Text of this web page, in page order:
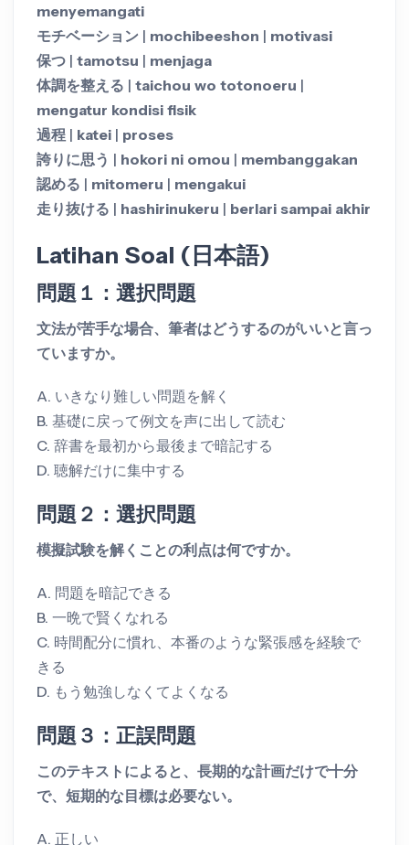
menyemangati
モチベーション | mochibeeshon | motivasi
保つ | tamotsu | menjaga
体調を整える | taichou wo totonoeru |
mengatur kondisi fisik
過程 | katei | proses
誇りに思う | hokori ni omou | membanggakan
認める | mitomeru | mengakui
走り抜ける | hashirinukeru | berlari sampai akhir
Latihan Soal (日本語)
問題１：選択問題
文法が苦手な場合、筆者はどうするのがいいと言っ
ていますか。
A. いきなり難しい問題を解く
B. 基礎に戻って例文を声に出して読む
C. 辞書を最初から最後まで暗記する
D. 聴解だけに集中する
問題２：選択問題
模擬試験を解くことの利点は何ですか。
A. 問題を暗記できる
B. 一晩で賢くなれる
C. 時間配分に慣れ、本番のような緊張感を経験で
きる
D. もう勉強しなくてよくなる
問題３：正誤問題
このテキストによると、長期的な計画だけで十分
で、短期的な目標は必要ない。
A. 正しい